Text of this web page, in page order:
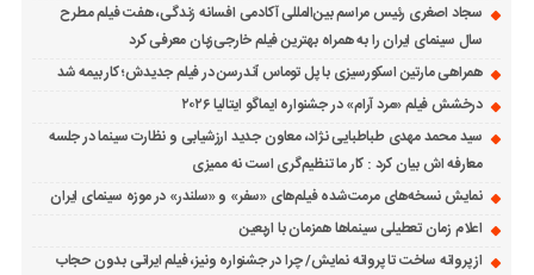
سجاد اصغری رئیس مراسم بین‌المللی آکادمی افسانه زندگی، هفت فیلم مطرح
سال سینمای ایران را به همراه بهترین فیلم خارجی‌زبان معرفی کرد
همراهی مارتین اسکورسیزی با پل توماس ٱندرسن در فیلم جدیدش؛ کار بیمه شد
درخشش فیلم «مرد آرام» در جشنواره ایماگو ایتالیا ۲۰۲۶
سید محمد مهدی طباطبایی نژاد، معاون جدید ارزشیابی و نظارت سینما در جلسه
معارفه اش بیان کرد : کار ما تنظیم‌گری است نه ممیزی
نمایش نسخه‌های مرمت‌شده فیلم‌های «سفر» و «سلندر» در موزه سینمای ایران
اعلام زمان تعطیلی سینماها همزمان با اربعین
از پروانه ساخت تا پروانه نمایش/ چرا در جشنواره ونیز، فیلم ایرانی بدون حجاب